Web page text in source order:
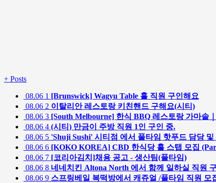
+ Posts
08.06 1 [Brunswick] Wagyu Table 홀 직원 구인해요
08.06 2 이탈리안 레스토랑 키친핸드 구해요(시티)
08.06 3 [South Melbourne] 한식 BBQ 레스토랑 가마솥
08.06 4 (시티) 만금이 주방 직원 1인 구인 중.
08.06 5 'Shuji Sushi' 시티점 에서 풀타임 핫푸드 담당
08.06 6 [KOKO KOREA] CBD 한식당 홀 스탭 모집
08.06 7 [코리아김치]채용 공고 - 생산팀(풀타임)
08.06 8 네네치킨 Altona North 에서 함께 일하실 직원
08.06 9 스프링베일 복떡방에서 캐쥬얼 /풀타임 직원 모